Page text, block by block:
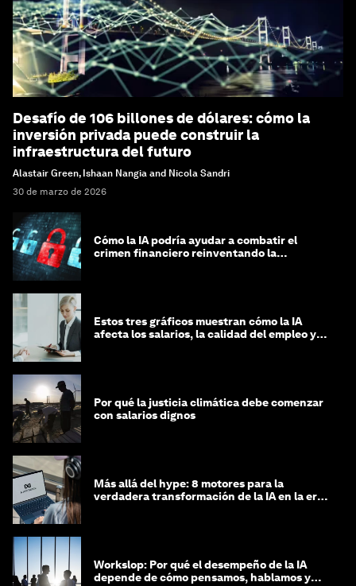
Desafío de 106 billones de dólares: cómo la
inversión privada puede construir la
infraestructura del futuro
Alastair Green, Ishaan Nangia and Nicola Sandri
30 de marzo de 2026
Cómo la IA podría ayudar a combatir el
crimen financiero reinventando la
Estos tres gráficos muestran cómo la IA
afecta los salarios, la calidad del empleo y
Por qué la justicia climática debe comenzar
con salarios dignos
Más allá del hype: 8 motores para la
verdadera transformación de la IA en la era
Workslop: Por qué el desempeño de la IA
depende de cómo pensamos, hablamos y